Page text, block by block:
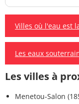
Villes où l'eau est
Les eaux
Les villes à
Menetou-Salon